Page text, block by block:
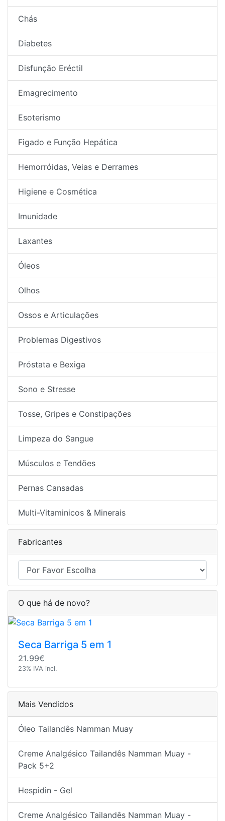
Chás
Diabetes
Disfunção Eréctil
Emagrecimento
Esoterismo
Figado e Função Hepática
Hemorróidas, Veias e Derrames
Higiene e Cosmética
Imunidade
Laxantes
Óleos
Olhos
Ossos e Articulações
Problemas Digestivos
Próstata e Bexiga
Sono e Stresse
Tosse, Gripes e Constipações
Limpeza do Sangue
Músculos e Tendões
Pernas Cansadas
Multi-Vitaminicos & Minerais
Fabricantes
O que há de novo?
Seca Barriga 5 em 1
21.99€
23% IVA incl.
Mais Vendidos
Óleo Tailandês Namman Muay
Creme Analgésico Tailandês Namman Muay -
Pack 5+2
Hespidin - Gel
Creme Analgésico Tailandês Namman Muay -